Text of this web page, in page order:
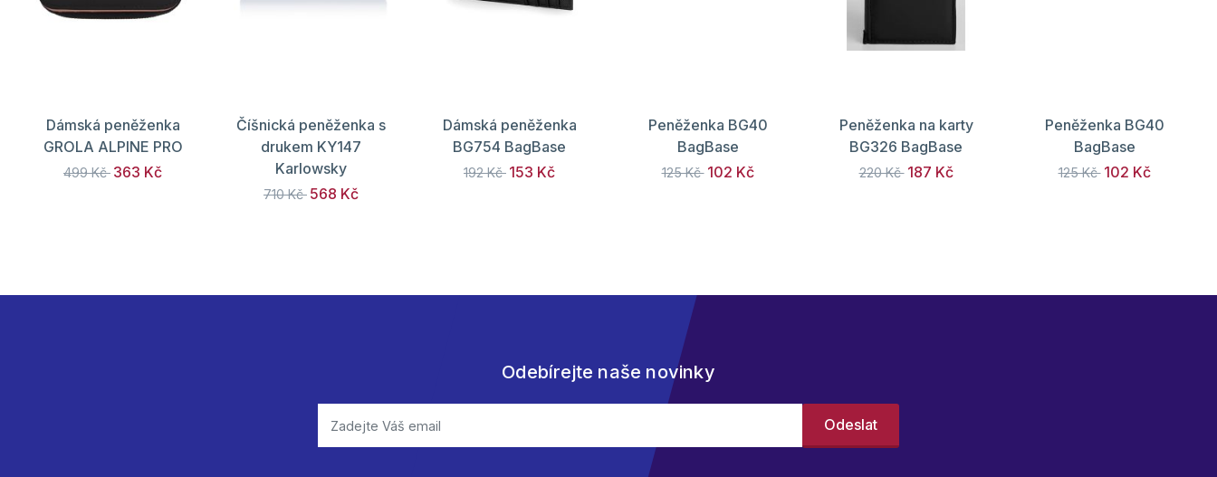
Dámská peněženka
GROLA ALPINE PRO
499 Kč 363 Kč
Číšnická peněženka s
drukem KY147
Karlowsky
710 Kč 568 Kč
Dámská peněženka
BG754 BagBase
192 Kč 153 Kč
Peněženka BG40
BagBase
125 Kč 102 Kč
Peněženka na karty
BG326 BagBase
220 Kč 187 Kč
Peněženka BG40
BagBase
125 Kč 102 Kč
Odebírejte naše novinky